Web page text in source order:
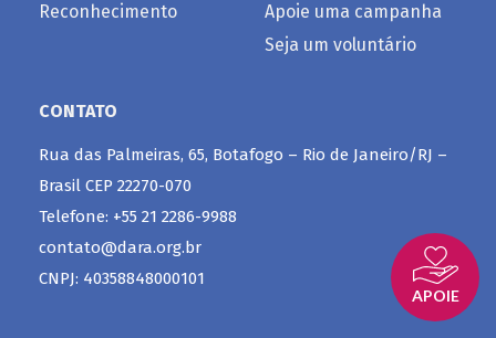
APOIE
Reconhecimento
Apoie uma campanha
Seja um voluntário
CONTATO
Rua das Palmeiras, 65, Botafogo – Rio de Janeiro/RJ –
Brasil CEP 22270-070
Telefone: +55 21 2286-9988
contato@dara.org.br
CNPJ: 40358848000101